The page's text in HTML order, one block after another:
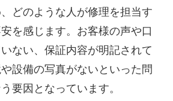
どのような人が修理を担当す
を感じます。お客様の声や口
ない、保証内容が明記されて
設備の写真がないといった問
要因となっています。